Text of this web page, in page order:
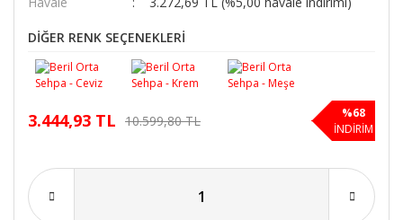
DİĞER RENK SEÇENEKLERİ
3.444,93 TL 10.599,80 TL
%68
İNDİRİM